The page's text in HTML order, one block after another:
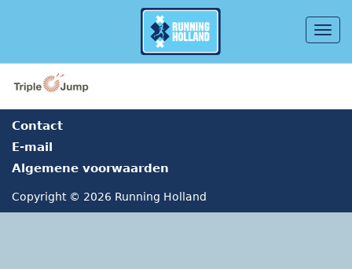
Overslaan en naar de inhoud gaan
Contact
E-mail
Algemene voorwaarden
Copyright © 2026 Running Holland